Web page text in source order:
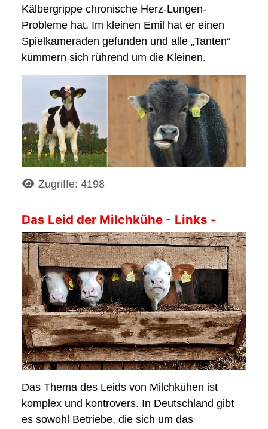
Kälbergrippe chronische Herz-Lungen-
Probleme hat. Im kleinen Emil hat er einen
Spielkameraden gefunden und alle „Tanten“
kümmern sich rührend um die Kleinen.
DetailsZugriffe: 4198
Das Leid der Milchkühe - Links -
Das Thema des Leids von Milchkühen ist
komplex und kontrovers. In Deutschland gibt
es sowohl Betriebe, die sich um das